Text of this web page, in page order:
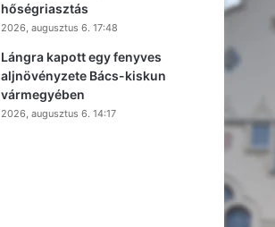
hőségriasztás
2026, augusztus 6. 17:48
Lángra kapott egy fenyves
aljnövényzete Bács-kiskun
vármegyében
2026, augusztus 6. 14:17